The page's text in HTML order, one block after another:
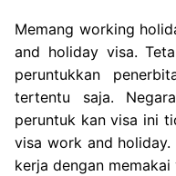
Memang working
and holiday visa.
peruntukkan
tertentu saja.
peruntuk kan visa ini
visa work and
kerja dengan